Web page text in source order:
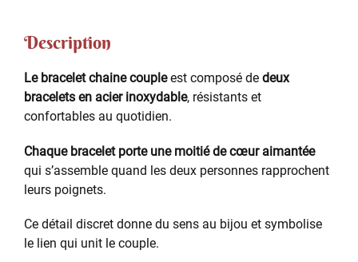
Description
Le bracelet chaine coupleest composé de deux
bracelets en acier inoxydable, résistants et
confortables au quotidien.
Chaque bracelet porte une moitié de cœur aimantée
qui s’assemble quand les deux personnes rapprochent
leurs poignets.
Ce détail discret donne du sens au bijou et symbolise
le lien qui unit le couple.